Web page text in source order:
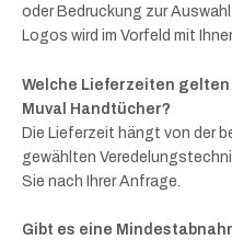
oder Bedruckung zur
Logos wird im Vorfeld mit
Welche Lieferzeiten
Muval Handtücher?
Die Lieferzeit hängt von der
gewählten
Sie nach Ihrer Anfrage.
Gibt es eine